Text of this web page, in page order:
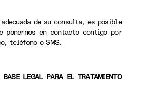
de su consulta, es posible
ponernos en contacto contigo por
teléfono o SMS.
LEGAL PARA EL TRATAMIENTO